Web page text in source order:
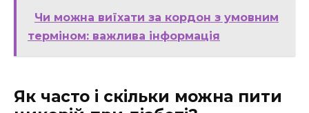
Чи можна виїхати за кордон з умовним
терміном: важлива інформація
Як часто і скільки можна пити